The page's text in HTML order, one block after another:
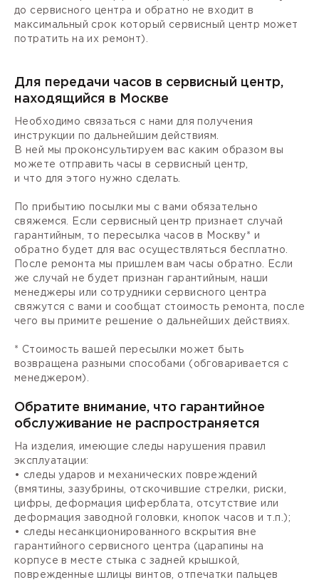
до сервисного центра и обратно не входит в
максимальный срок который сервисный центр может
потратить на их ремонт).
Для передачи часов в сервисный центр,
находящийся в Москве
Необходимо связаться с нами для получения
инструкции по дальнейшим действиям.
В ней мы проконсультируем вас каким образом вы
можете отправить часы в сервисный центр,
и что для этого нужно сделать.
По прибытию посылки мы с вами обязательно
свяжемся. Если сервисный центр признает случай
гарантийным, то пересылка часов в Москву* и
обратно будет для вас осуществляться бесплатно.
После ремонта мы пришлем вам часы обратно. Если
же случай не будет признан гарантийным, наши
менеджеры или сотрудники сервисного центра
свяжутся с вами и сообщат стоимость ремонта, после
чего вы примите решение о дальнейших действиях.
* Стоимость вашей пересылки может быть
возвращена разными способами (обговаривается с
менеджером).
Обратите внимание, что гарантийное
обслуживание не распространяется
На изделия, имеющие следы нарушения правил
эксплуатации:
• следы ударов и механических повреждений
(вмятины, зазубрины, отскочившие стрелки, риски,
цифры, деформация циферблата, отсутствие или
деформация заводной головки, кнопок часов и т.п.);
• следы несанкционированного вскрытия вне
гарантийного сервисного центра (царапины на
корпусе в месте стыка с задней крышкой,
поврежденные шлицы винтов, отпечатки пальцев